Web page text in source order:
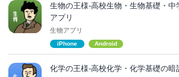
生物の王様-高校生物・生物基礎・中
アプリ
生物アプリ
iPhone Android
化学の王様-高校化学・化学基礎の暗